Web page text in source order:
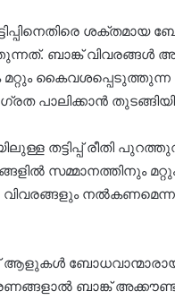
ബാങ്ക് വിവരങ്ങള്‍
കൈവശപ്പെടുത്തുന്ന
പാലിക്കാൻ
തട്ടിപ്പ് രീതി
സമ്മാനത്തിനും
വിവരങ്ങളും
ആളുകള്‍
ബാങ്ക്